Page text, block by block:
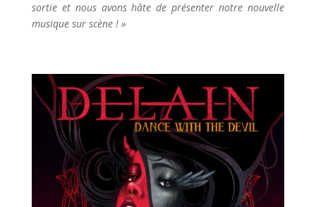
sortie et nous avons hâte de présenter notre nouvelle
musique sur scène ! »